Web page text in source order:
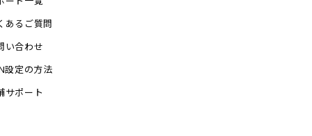
あるご質問
い合わせ
設定の方法
サポート